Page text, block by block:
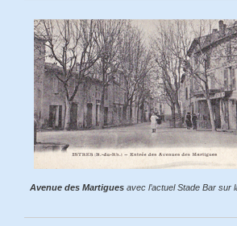
Avenue des Martigues avec l’actuel Stade Bar sur